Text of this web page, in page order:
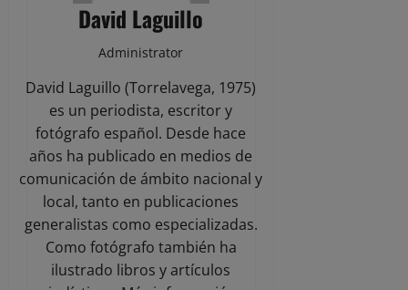
David Laguillo
Administrator
David Laguillo (Torrelavega, 1975)
es un periodista, escritor y
fotógrafo español. Desde hace
años ha publicado en medios de
comunicación de ámbito nacional y
local, tanto en publicaciones
generalistas como especializadas.
Como fotógrafo también ha
ilustrado libros y artículos